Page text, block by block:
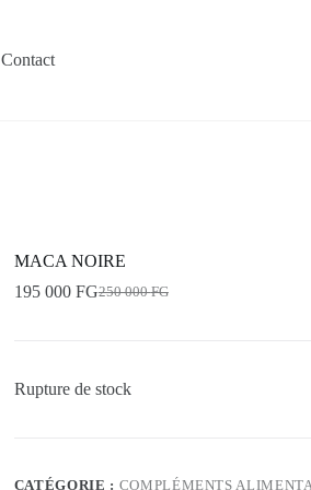
Contact
MACA NOIRE
250 000FG
Le
000 FG.
195 000 FGLe
000 FG.
Rupture de stock
CATÉGORIE : COMPLÉMENTS